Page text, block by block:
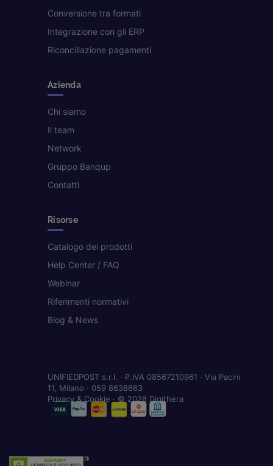
Conversione tra formati
Integrazione con gli ERP
Riconciliazione pagamenti
Azienda
Chi siamo
Il team
Network
Gruppo Banqup
Contatti
Risorse
Catalogo dei prodotti
Help Center / FAQ
Webinar
Riferimenti normativi
Blog & News
UNIFIEDPOST s.r.l. · P.IVA 08567210961 · Via Pacini
11, Milano · 059 8638663
Privacy & Cookie · © 2026 Digithera